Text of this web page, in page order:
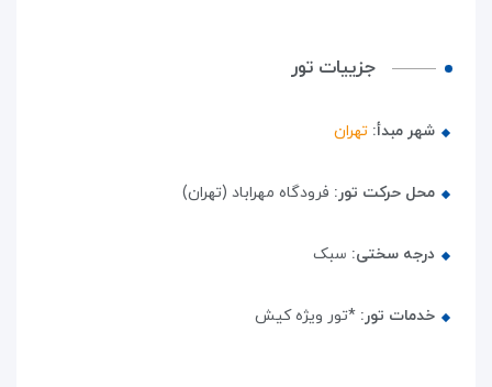
جزییات تور
شهر مبدأ: تهران
محل حرکت تور: فرودگاه مهراباد (تهران)
درجه سختی: سبک
خدمات تور: *تور ویژه کیش